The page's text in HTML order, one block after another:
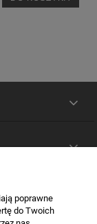
poprawne
do Twoich